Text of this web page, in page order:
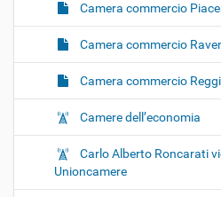
Camera commercio
Camera commercio
Camera commercio
Camere dell’economia
Carlo Alberto Roncarati
Unioncamere